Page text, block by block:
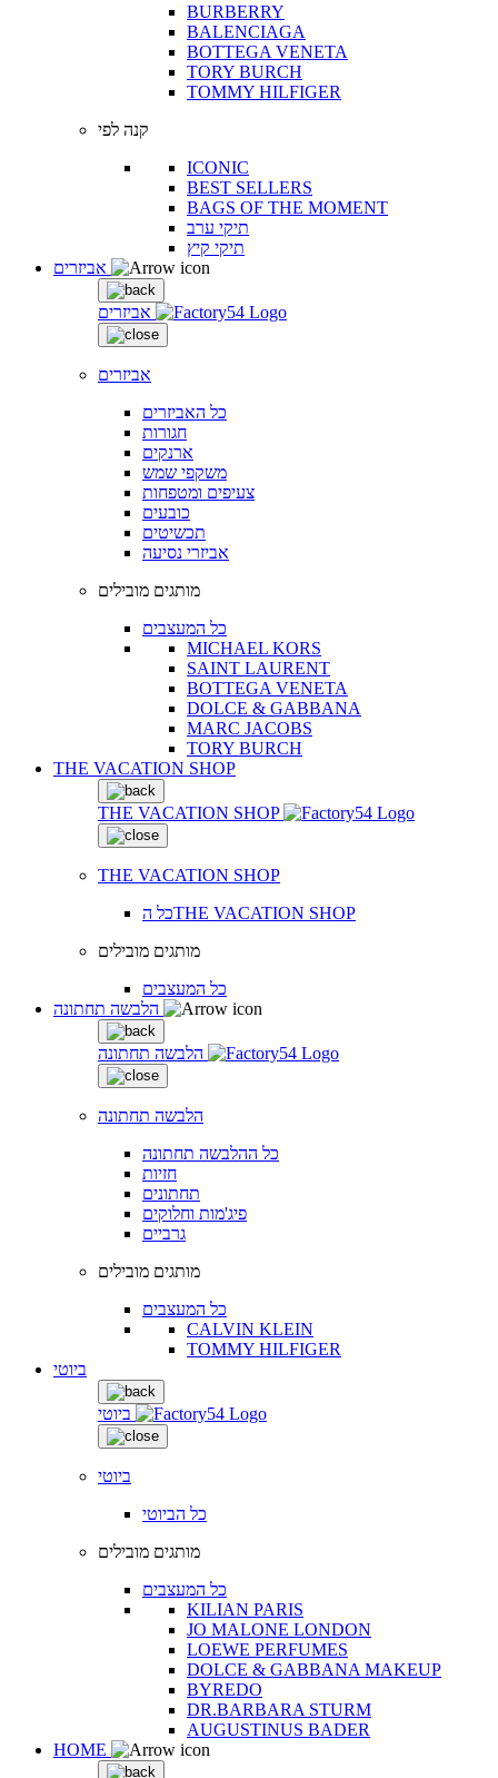
BURBERRY
BALENCIAGA
BOTTEGA VENETA
TORY BURCH
TOMMY HILFIGER
קנה לפי
ICONIC
BEST SELLERS
BAGS OF THE MOMENT
תיקי ערב
תיקי קיץ
אביזרים
אביזרים
כל האביזרים
חגורות
ארנקים
משקפי שמש
צעיפים ומטפחות
כובעים
תכשיטים
אביזרי נסיעה
מותגים מובילים
כל המעצבים
MICHAEL KORS
SAINT LAURENT
BOTTEGA VENETA
DOLCE & GABBANA
MARC JACOBS
TORY BURCH
THE VACATION SHOP
THE VACATION SHOP
THE VACATION SHOP
כל הTHE VACATION SHOP
מותגים מובילים
כל המעצבים
הלבשה תחתונה
הלבשה תחתונה
כל ההלבשה תחתונה
חזיות
תחתונים
פיג'מות וחלוקים
גרביים
מותגים מובילים
כל המעצבים
CALVIN KLEIN
TOMMY HILFIGER
ביוטי
ביוטי
ביוטי
כל הביוטי
מותגים מובילים
כל המעצבים
KILIAN PARIS
JO MALONE LONDON
LOEWE PERFUMES
DOLCE & GABBANA MAKEUP
BYREDO
DR.BARBARA STURM
AUGUSTINUS BADER
HOME